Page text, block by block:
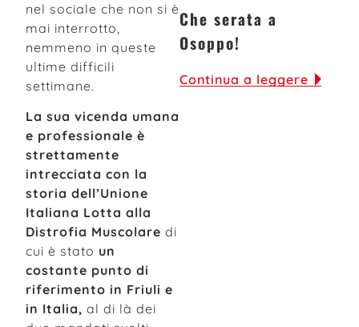
nel sociale che non si è
mai interrotto,
nemmeno in queste
ultime difficili
settimane.
La sua vicenda umana
e professionale è
strettamente
intrecciata con la
storia dell’Unione
Italiana Lotta alla
Distrofia Muscolare di
cui è stato un
costante punto di
riferimento in Friuli e
in Italia, al di là dei
Che serata a
Osoppo!
Continua a leggere